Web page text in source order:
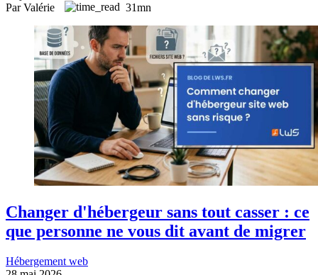
Par Valérie
31mn
Changer d'hébergeur sans tout casser : ce
que personne ne vous dit avant de migrer
Hébergement web